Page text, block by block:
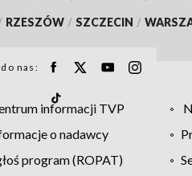
RZESZÓW / SZCZECIN /
do nas:
informacji TVP
o nadawcy
program (ROPAT)